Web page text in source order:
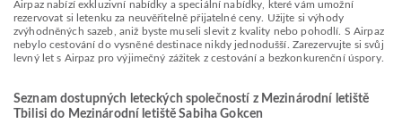
Airpaz nabízí exkluzivní nabídky a speciální nabídky, které vám umožní
rezervovat si letenku za neuvěřitelně přijatelné ceny. Užijte si výhody
zvýhodněných sazeb, aniž byste museli slevit z kvality nebo pohodlí. S Airpaz
nebylo cestování do vysněné destinace nikdy jednodušší. Zarezervujte si svůj
levný let s Airpaz pro výjimečný zážitek z cestování a bezkonkurenční úspory.
Seznam dostupných leteckých společností z Mezinárodní letiště
Tbilisi do Mezinárodní letiště Sabiha Gokcen